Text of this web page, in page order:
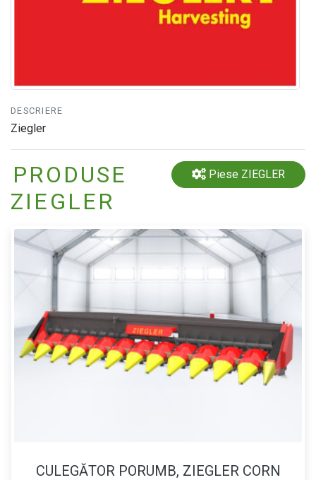
DESCRIERE
Ziegler
Piese ZIEGLER
PRODUSE
ZIEGLER
CULEGĂTOR PORUMB, ZIEGLER CORN